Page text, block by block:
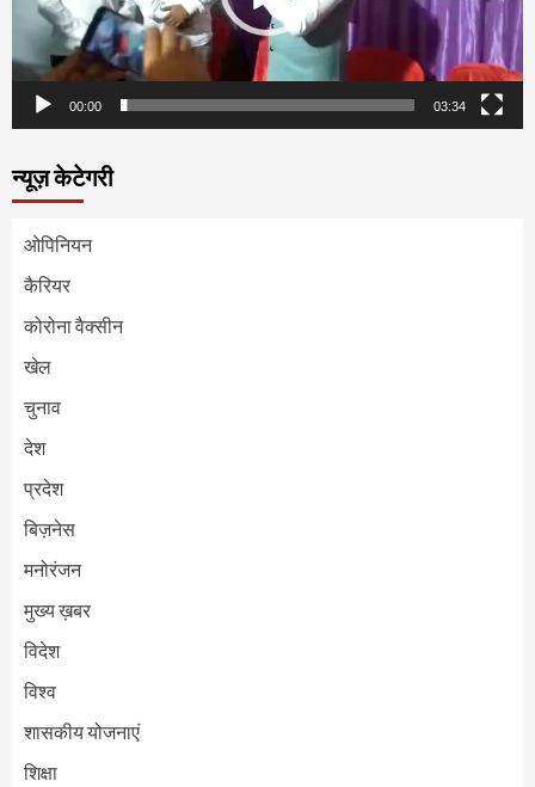
00:00 03:34
न्यूज़ केटेगरी
ओपिनियन
कैरियर
कोरोना वैक्सीन
खेल
चुनाव
देश
प्रदेश
बिज़नेस
मनोरंजन
मुख्य ख़बर
विदेश
विश्व
शासकीय योजनाएं
शिक्षा